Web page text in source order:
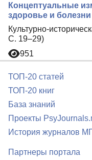
Концептуальные
здоровье и
Культурно-
С. 19–29)
951
ТОП-20 статей
ТОП-20 книг
База знаний
Проекты
История журналов
Партнеры портала